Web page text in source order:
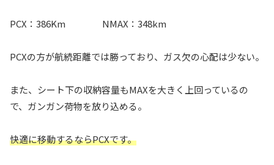
PCX：386Km NMAX：348km
PCXの方が航続距離では勝っており、ガス欠の心配は少ない。
また、シート下の収納容量もMAXを大きく上回っているの
で、ガンガン荷物を放り込める。
快適に移動するならPCXです。